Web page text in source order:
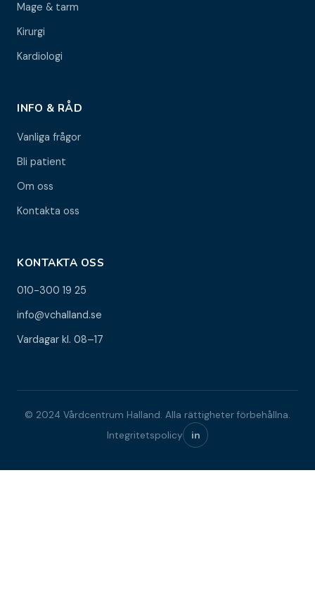
Mage & tarm
Kirurgi
Kardiologi
INFO & RÅD
Vanliga frågor
Bli patient
Om oss
Kontakta oss
KONTAKTA OSS
010-300 19 25
info@vchalland.se
Vardagar kl. 08–17
© 2024 Vårdcentrum Halland. Alla rättigheter förbehållna.
Integritetspolicy
in